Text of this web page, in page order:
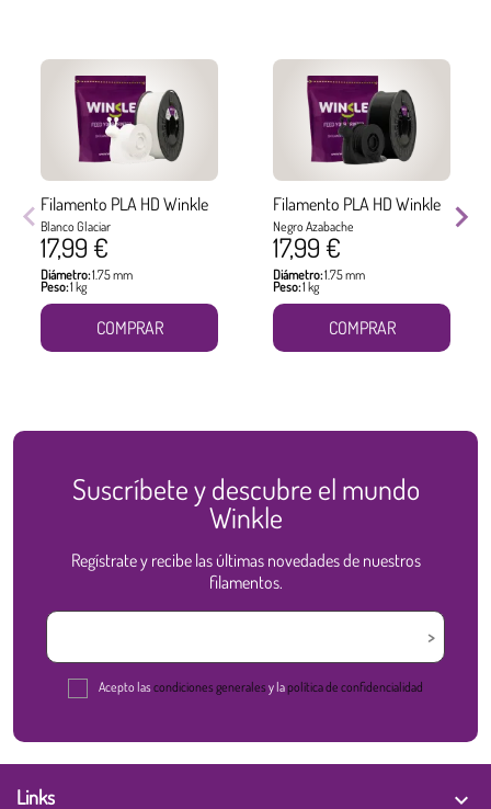
Filamento PLA HD Winkle
Blanco Glaciar
17,99 €
Diámetro:1.75 mm
Peso:1 kg
COMPRAR
Filamento PLA HD Winkle
Negro Azabache
17,99 €
Diámetro:1.75 mm
Peso:1 kg
COMPRAR
Suscríbete y descubre el mundo
Winkle
Regístrate y recibe las últimas novedades de nuestros
filamentos.
Acepto lascondiciones generales y lapolítica de confidencialidad
Links 